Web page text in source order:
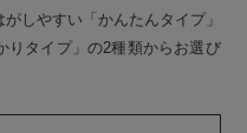
しやすい「かんたんタイプ」
りタイプ」の2種類からお選び